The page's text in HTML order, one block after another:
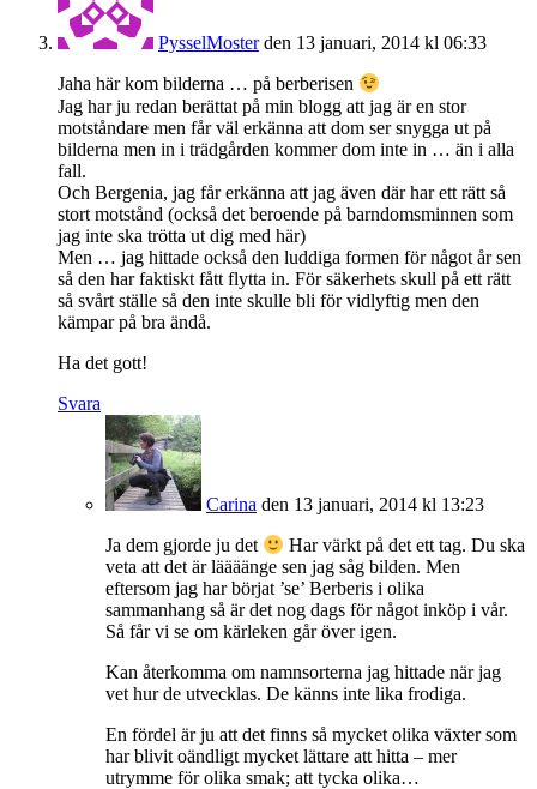
PysselMoster den 13 januari, 2014 kl 06:33
Jaha här kom bilderna … på berberisen
Jag har ju redan berättat på min blogg att jag är en stor
motståndare men får väl erkänna att dom ser snygga ut på
bilderna men in i trädgården kommer dom inte in … än i alla
fall.
Och Bergenia, jag får erkänna att jag även där har ett rätt så
stort motstånd (också det beroende på barndomsminnen som
jag inte ska trötta ut dig med här)
Men … jag hittade också den luddiga formen för något år sen
så den har faktiskt fått flytta in. För säkerhets skull på ett rätt
så svårt ställe så den inte skulle bli för vidlyftig men den
kämpar på bra ändå.
Ha det gott!
Svara
Carina den 13 januari, 2014 kl 13:23
Ja dem gjorde ju det
Har värkt på det ett tag. Du ska
veta att det är läääänge sen jag såg bilden. Men
eftersom jag har börjat ’se’ Berberis i olika
sammanhang så är det nog dags för något inköp i vår.
Så får vi se om kärleken går över igen.
Kan återkomma om namnsorterna jag hittade när jag
vet hur de utvecklas. De känns inte lika frodiga.
En fördel är ju att det finns så mycket olika växter som
har blivit oändligt mycket lättare att hitta – mer
utrymme för olika smak; att tycka olika…